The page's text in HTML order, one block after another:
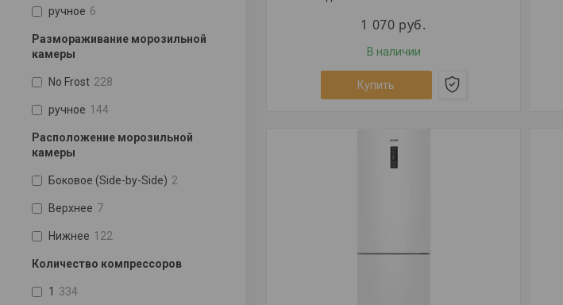
ручное 6
Размораживание морозильной
камеры
No Frost 228
ручное 144
Расположение морозильной
камеры
Боковое (Side-by-Side) 2
Верхнее 7
Нижнее 122
Количество компрессоров
1 334
1 070 руб.
В наличии
Купить